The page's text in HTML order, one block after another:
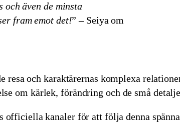
även de minsta
fram emot det!” – Seiya om
resa och karaktärernas komplexa
om kärlek, förändring och de små
officiella kanaler för att följa denna